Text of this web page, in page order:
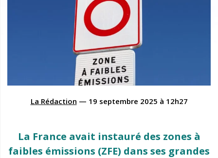
La Rédaction — 19 septembre 2025 à 12h27
La France avait instauré des zones à
faibles émissions (ZFE) dans ses grandes